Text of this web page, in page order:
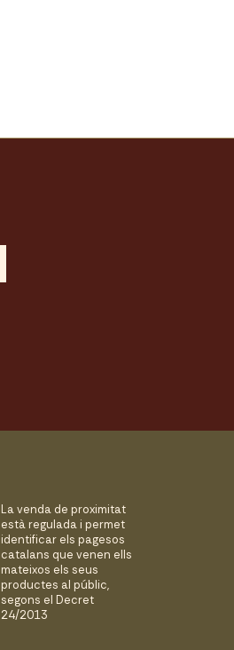
La venda de proximitat
està regulada i permet
identificar els pagesos
catalans que venen ells
mateixos els seus
productes al públic,
segons el Decret
24/2013